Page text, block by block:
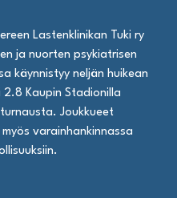
Lastenklinikan Tuki ry
ja nuorten psykiatrisen
käynnistyy neljän huikean
2.8 Kaupin Stadionilla
Joukkueet
varainhankinnassa